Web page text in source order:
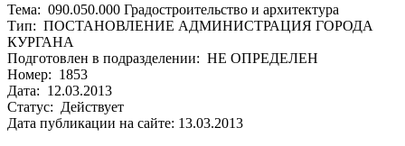
Тема: 090.050.000 Градостроительство и архитектура
Тип: ПОСТАНОВЛЕНИЕ АДМИНИСТРАЦИЯ ГОРОДА
КУРГАНА
Подготовлен в подразделении: НЕ ОПРЕДЕЛЕН
Номер: 1853
Дата: 12.03.2013
Статус: Действует
Дата публикации на сайте: 13.03.2013